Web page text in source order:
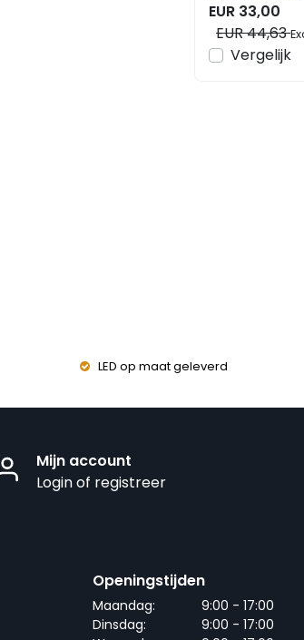
EUR 33,00
EUR 44,63
Vergelijk
LED op maat geleverd
Mijn account
Login of registreer
Openingstijden
Maandag:
9:00 - 17:00
Dinsdag:
9:00 - 17:00